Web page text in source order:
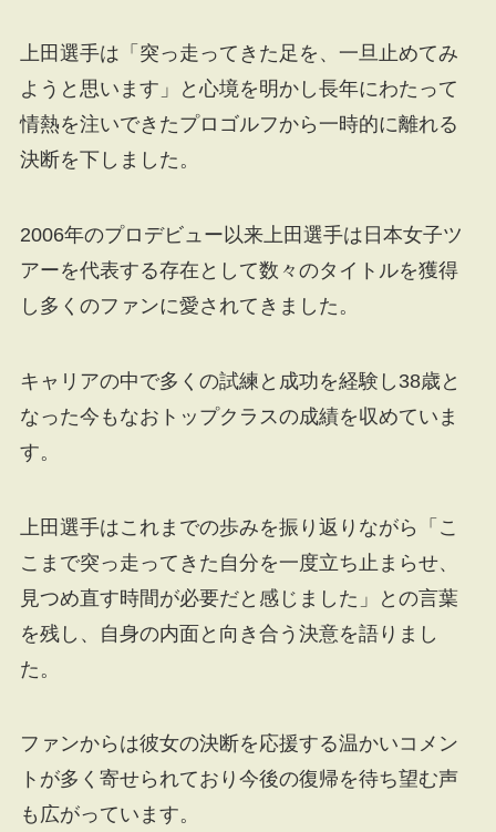
上田選手は「突っ走ってきた足を、一旦止めてみ
ようと思います」と心境を明かし長年にわたって
情熱を注いできたプロゴルフから一時的に離れる
決断を下しました。
2006年のプロデビュー以来上田選手は日本女子ツ
アーを代表する存在として数々のタイトルを獲得
し多くのファンに愛されてきました。
キャリアの中で多くの試練と成功を経験し38歳と
なった今もなおトップクラスの成績を収めていま
す。
上田選手はこれまでの歩みを振り返りながら「こ
こまで突っ走ってきた自分を一度立ち止まらせ、
見つめ直す時間が必要だと感じました」との言葉
を残し、自身の内面と向き合う決意を語りまし
た。
ファンからは彼女の決断を応援する温かいコメン
トが多く寄せられており今後の復帰を待ち望む声
も広がっています。